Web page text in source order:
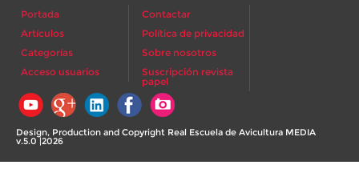
Portada
Artículos
Categorías
Acceso usuarios
Contactar
Política de privacidad
Sobre nosotros
Suscripción revista
papel
Design, Production and Copyright Real Escuela de Avicultura MEDIA
v.5.0 |2026